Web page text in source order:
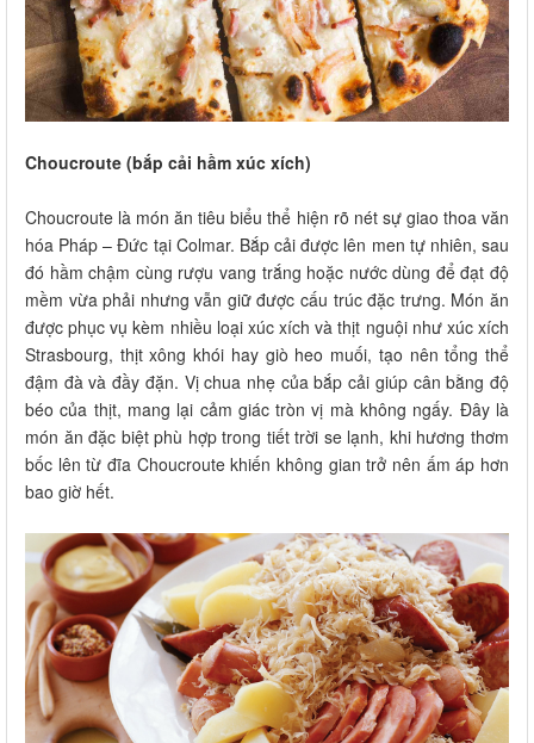
Choucroute (bắp cải hầm xúc xích)
Choucroute là món ăn tiêu biểu thể hiện rõ nét sự giao thoa văn
hóa Pháp – Đức tại Colmar. Bắp cải được lên men tự nhiên, sau
đó hầm chậm cùng rượu vang trắng hoặc nước dùng để đạt độ
mềm vừa phải nhưng vẫn giữ được cấu trúc đặc trưng. Món ăn
được phục vụ kèm nhiều loại xúc xích và thịt nguội như xúc xích
Strasbourg, thịt xông khói hay giò heo muối, tạo nên tổng thể
đậm đà và đầy đặn. Vị chua nhẹ của bắp cải giúp cân bằng độ
béo của thịt, mang lại cảm giác tròn vị mà không ngấy. Đây là
món ăn đặc biệt phù hợp trong tiết trời se lạnh, khi hương thơm
bốc lên từ đĩa Choucroute khiến không gian trở nên ấm áp hơn
bao giờ hết.